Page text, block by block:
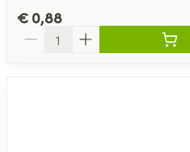
€ 0,88